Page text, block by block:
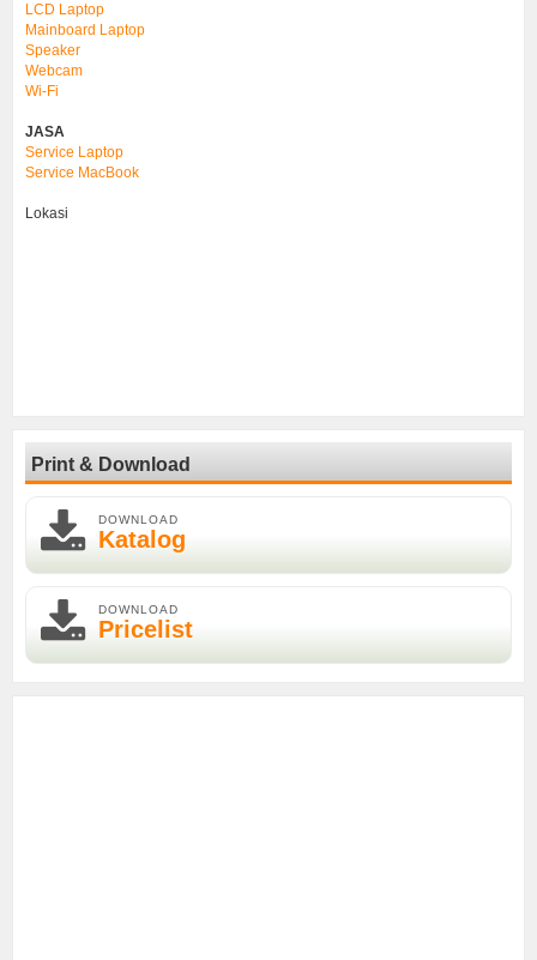
LCD Laptop
Mainboard Laptop
Speaker
Webcam
Wi-Fi
JASA
Service Laptop
Service MacBook
Lokasi
Print & Download
DOWNLOAD
Katalog
DOWNLOAD
Pricelist